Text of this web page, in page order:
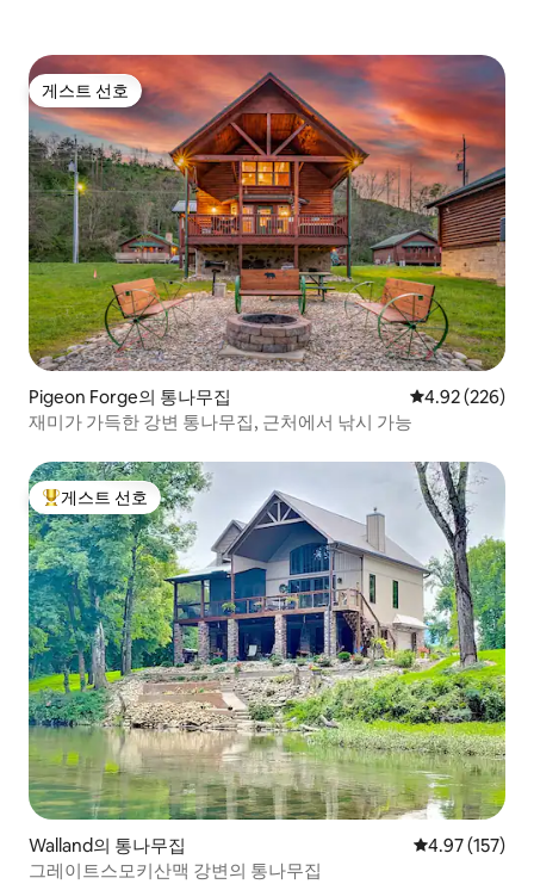
게스트 선호
게스트 선호
Pigeon Forge의 통나무집 평점 4.92점(5
4.92 (226)
재미가 가득한 강변 통나무집, 근처에서 낚시 가능
상위 게스트 선호
게스트 선호
Walland의 통나무집 평점 4.97점(5
4.97 (157)
그레이트스모키산맥 강변의 통나무집